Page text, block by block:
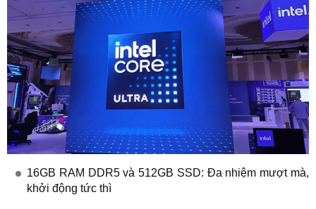
16GB RAM DDR5 và 512GB SSD: Đa nhiệm mượt mà,
khởi động tức thì